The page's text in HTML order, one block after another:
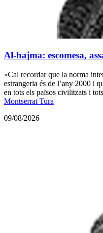
Al-hajma: escomesa,
«Cal recordar que la norma
estrangeria és de l’any 2000 i
en tots els països civilitzats i
Montserrat Tura
09/08/2026